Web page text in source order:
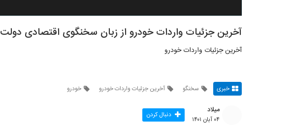
آخرین جزئیات واردات خودرو از زبان سخنگوی اقتصادی دولت
آخرین جزئیات واردات خودرو
خبری سخنگو آخرین جزئیات واردات خودرو خودرو
میلاد
۰۴ آبان ۱۴۰۱ دنبال کردن